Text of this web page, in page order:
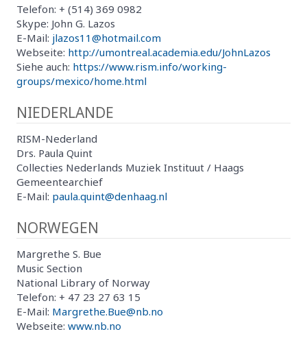
Telefon: + (514) 369 0982
Skype: John G. Lazos
E-Mail: jlazos11@hotmail.com
Webseite: http://umontreal.academia.edu/JohnLazos
Siehe auch: https://www.rism.info/working-
groups/mexico/home.html
NIEDERLANDE
RISM-Nederland
Drs. Paula Quint
Collecties Nederlands Muziek Instituut / Haags
Gemeentearchief
E-Mail: paula.quint@denhaag.nl
NORWEGEN
Margrethe S. Bue
Music Section
National Library of Norway
Telefon: + 47 23 27 63 15
E-Mail: Margrethe.Bue@nb.no
Webseite: www.nb.no